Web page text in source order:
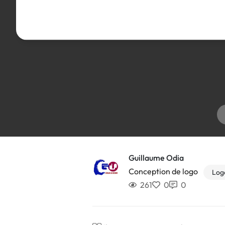
Guillaume Odia
Conception de logo
261 0 0